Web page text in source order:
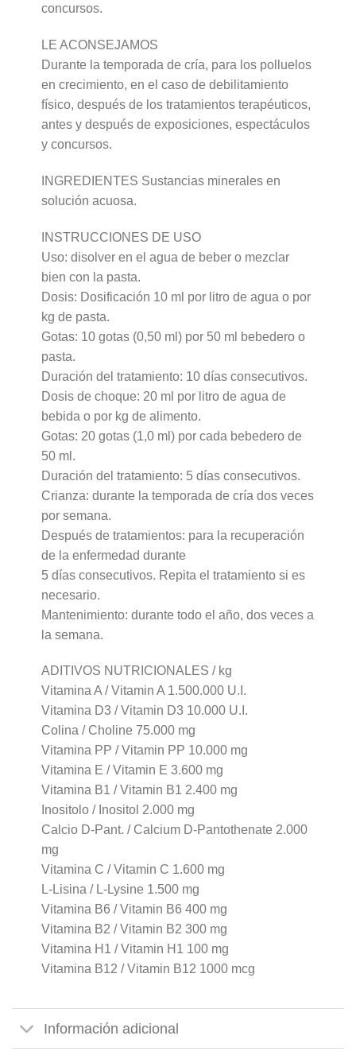
concursos.
LE ACONSEJAMOS
Durante la temporada de cría, para los polluelos
en crecimiento, en el caso de debilitamiento
físico, después de los tratamientos terapéuticos,
antes y después de exposiciones, espectáculos
y concursos.
INGREDIENTES Sustancias minerales en
solución acuosa.
INSTRUCCIONES DE USO
Uso: disolver en el agua de beber o mezclar
bien con la pasta.
Dosis: Dosificación 10 ml por litro de agua o por
kg de pasta.
Gotas: 10 gotas (0,50 ml) por 50 ml bebedero o
pasta.
Duración del tratamiento: 10 días consecutivos.
Dosis de choque: 20 ml por litro de agua de
bebida o por kg de alimento.
Gotas: 20 gotas (1,0 ml) por cada bebedero de
50 ml.
Duración del tratamiento: 5 días consecutivos.
Crianza: durante la temporada de cría dos veces
por semana.
Después de tratamientos: para la recuperación
de la enfermedad durante
5 días consecutivos. Repita el tratamiento si es
necesario.
Mantenimiento: durante todo el año, dos veces a
la semana.
ADITIVOS NUTRICIONALES / kg
Vitamina A / Vitamin A 1.500.000 U.I.
Vitamina D3 / Vitamin D3 10.000 U.I.
Colina / Choline 75.000 mg
Vitamina PP / Vitamin PP 10.000 mg
Vitamina E / Vitamin E 3.600 mg
Vitamina B1 / Vitamin B1 2.400 mg
Inositolo / Inositol 2.000 mg
Calcio D-Pant. / Calcium D-Pantothenate 2.000
mg
Vitamina C / Vitamin C 1.600 mg
L-Lisina / L-Lysine 1.500 mg
Vitamina B6 / Vitamin B6 400 mg
Vitamina B2 / Vitamin B2 300 mg
Vitamina H1 / Vitamin H1 100 mg
Vitamina B12 / Vitamin B12 1000 mcg
Información adicional